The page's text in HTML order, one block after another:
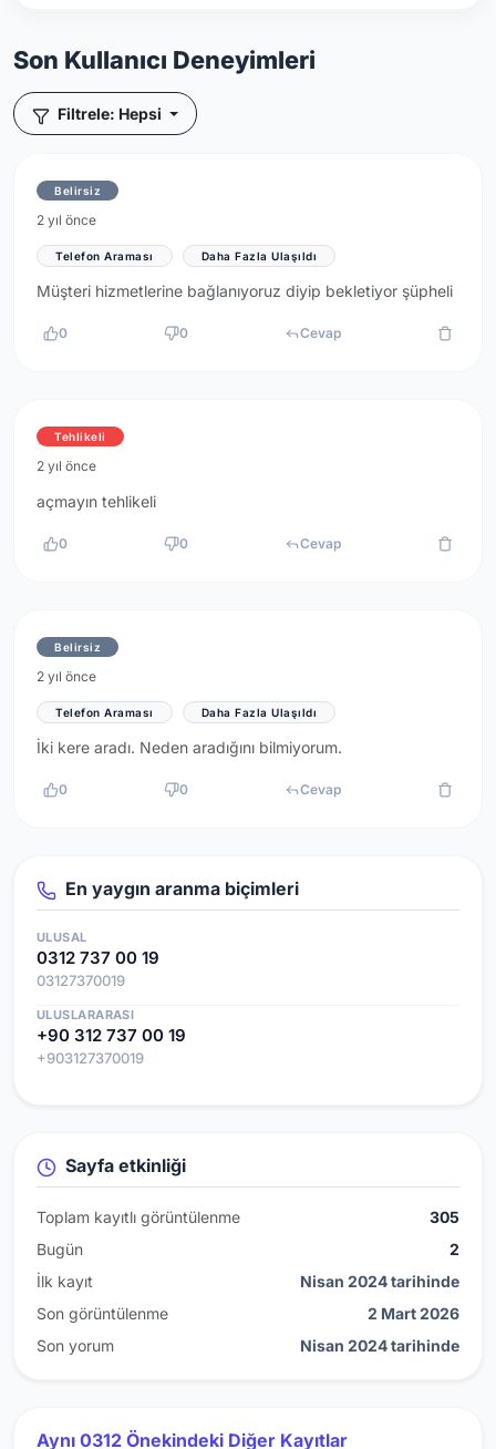
Son Kullanıcı Deneyimleri
Filtrele: Hepsi
Belirsiz
2 yıl önce
Telefon Araması Daha Fazla Ulaşıldı
Müşteri hizmetlerine bağlanıyoruz diyip bekletiyor şüpheli
0 0 Cevap
Tehlikeli
2 yıl önce
açmayın tehlikeli
0 0 Cevap
Belirsiz
2 yıl önce
Telefon Araması Daha Fazla Ulaşıldı
İki kere aradı. Neden aradığını bilmiyorum.
0 0 Cevap
En yaygın aranma biçimleri
ULUSAL
0312 737 00 19
03127370019
ULUSLARARASI
+90 312 737 00 19
+903127370019
Sayfa etkinliği
Toplam kayıtlı görüntülenme
305
Bugün
2
İlk kayıt
Nisan 2024 tarihinde
Son görüntülenme
2 Mart 2026
Son yorum
Nisan 2024 tarihinde
Aynı 0312 Önekindeki Diğer Kayıtlar